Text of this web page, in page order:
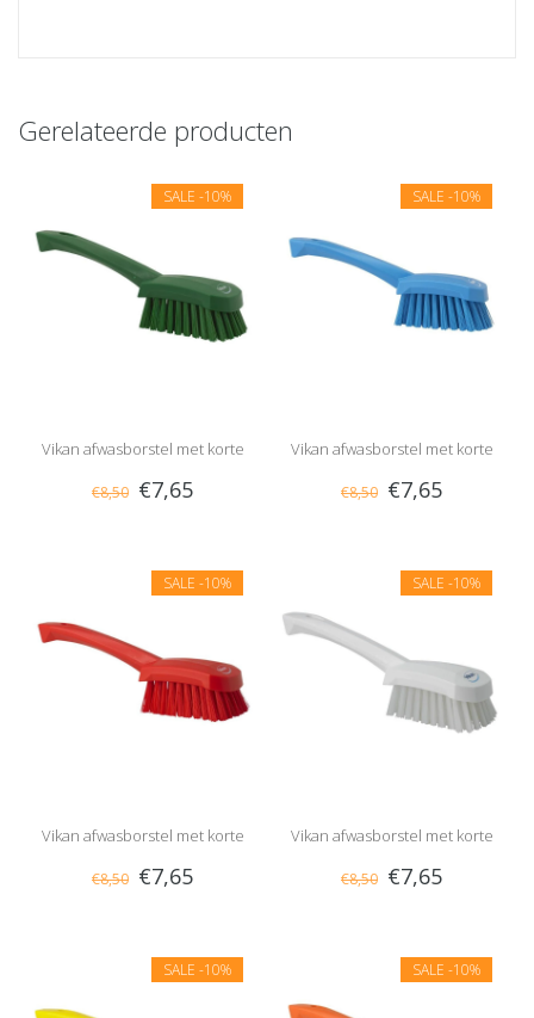
Gerelateerde producten
SALE -10%
Vikan afwasborstel met korte
steel, hard
€8,50 €7,65
SALE -10%
Vikan afwasborstel met korte
steel, hard
€8,50 €7,65
SALE -10%
Vikan afwasborstel met korte
steel, hard
€8,50 €7,65
SALE -10%
Vikan afwasborstel met korte
steel, hard
€8,50 €7,65
SALE -10% SALE -10%